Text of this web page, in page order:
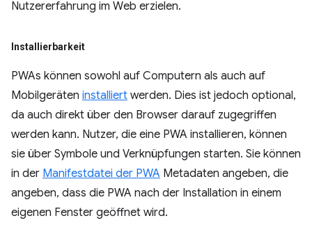
Nutzererfahrung im Web erzielen.
Installierbarkeit
PWAs können sowohl auf Computern als auch auf
Mobilgeräten installiert werden. Dies ist jedoch optional,
da auch direkt über den Browser darauf zugegriffen
werden kann. Nutzer, die eine PWA installieren, können
sie über Symbole und Verknüpfungen starten. Sie können
in der Manifestdatei der PWA Metadaten angeben, die
angeben, dass die PWA nach der Installation in einem
eigenen Fenster geöffnet wird.